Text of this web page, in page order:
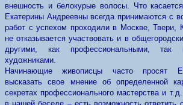
внешность и белокурые волосы. Что
Екатерины Андреевны всегда принимаются с
работ с успехом проходили в Москве, Твери,
не отказывается участвовать и в
другими, как профессиональными, так
художниками.
Начинающие живописцы часто просят
высказать свое мнение об определенной
секретах профессионального мастерства и